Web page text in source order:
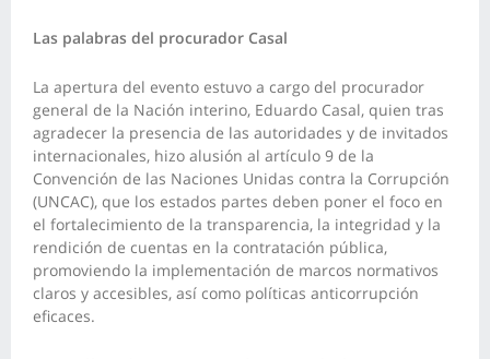
Las palabras del procurador Casal
La apertura del evento estuvo a cargo del procurador
general de la Nación interino, Eduardo Casal, quien tras
agradecer la presencia de las autoridades y de invitados
internacionales, hizo alusión al artículo 9 de la
Convención de las Naciones Unidas contra la Corrupción
(UNCAC), que los estados partes deben poner el foco en
el fortalecimiento de la transparencia, la integridad y la
rendición de cuentas en la contratación pública,
promoviendo la implementación de marcos normativos
claros y accesibles, así como políticas anticorrupción
eficaces.